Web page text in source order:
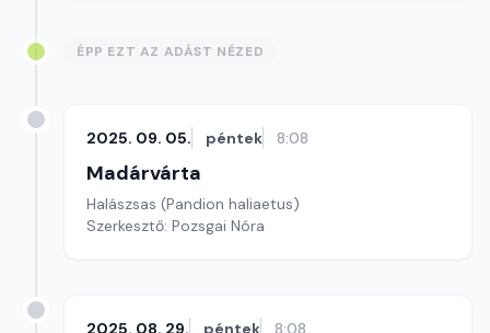
ÉPP EZT AZ ADÁST NÉZED
2025. 09. 05. péntek 8:08
Madárvárta
Halászsas (Pandion haliaetus)
Szerkesztő: Pozsgai Nóra
2025. 08. 29. péntek 8:08